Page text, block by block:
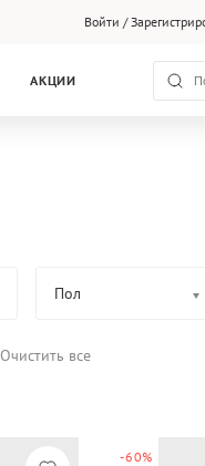
Войти /
АКЦИИ
Пол
Очистить все
-60%